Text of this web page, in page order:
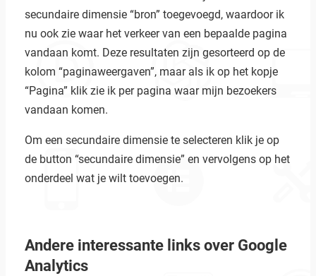
secundaire dimensie “bron” toegevoegd, waardoor ik
nu ook zie waar het verkeer van een bepaalde pagina
vandaan komt. Deze resultaten zijn gesorteerd op de
kolom “paginaweergaven”, maar als ik op het kopje
“Pagina” klik zie ik per pagina waar mijn bezoekers
vandaan komen.
Om een secundaire dimensie te selecteren klik je op
de button “secundaire dimensie” en vervolgens op het
onderdeel wat je wilt toevoegen.
Andere interessante links over Google
Analytics